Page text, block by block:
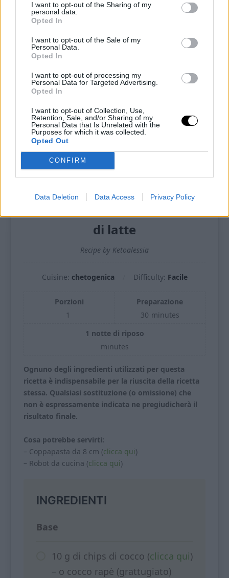
I want to opt-out of the Sharing of my
personal data.
Opted In
I want to opt-out of the Sale of my
Personal Data.
Opted In
I want to opt-out of processing my
Personal Data for Targeted Advertising.
Opted In
I want to opt-out of Collection, Use,
Retention, Sale, and/or Sharing of my
Personal Data that Is Unrelated with the
Purposes for which it was collected.
Opted Out
CONFIRM
Data Deletion Data Access Privacy Policy
Ti lascio alla ricetta completa!
Pin Print
di latte
Recipe by Ketoalessia
Cuisine: chetogenica Difficulty: Facile
Porzioni
1
Preparazione
30 minutes
1 notte di riposo
minutes
Ognuno degli ingredienti utilizzati per questa
ricetta è indispensabile per la riuscita della ricetta
stessa. Qualsiasi sostituzione (o omissione) che
non è espressamente indicata ne pregiudicherà il
risultato finale.
Cosa potrebbe servirti:
– Coppapasta da 8 cm (clicca qui)
– Robot da cucina (clicca qui)
INGREDIENTI
Base
10 g di chips di cocco (clicca qui)
– o cocco rapè (grattugiato)